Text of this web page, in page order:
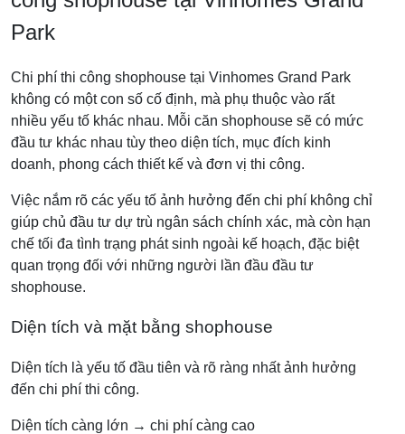
Park
Chi phí thi công shophouse tại Vinhomes Grand Park
không có một con số cố định, mà phụ thuộc vào rất
nhiều yếu tố khác nhau. Mỗi căn shophouse sẽ có mức
đầu tư khác nhau tùy theo diện tích, mục đích kinh
doanh, phong cách thiết kế và đơn vị thi công.
Việc nắm rõ các yếu tố ảnh hưởng đến chi phí không chỉ
giúp chủ đầu tư dự trù ngân sách chính xác, mà còn hạn
chế tối đa tình trạng phát sinh ngoài kế hoạch, đặc biệt
quan trọng đối với những người lần đầu đầu tư
shophouse.
Diện tích và mặt bằng shophouse
Diện tích là yếu tố đầu tiên và rõ ràng nhất ảnh hưởng
đến chi phí thi công.
Diện tích càng lớn → chi phí càng cao